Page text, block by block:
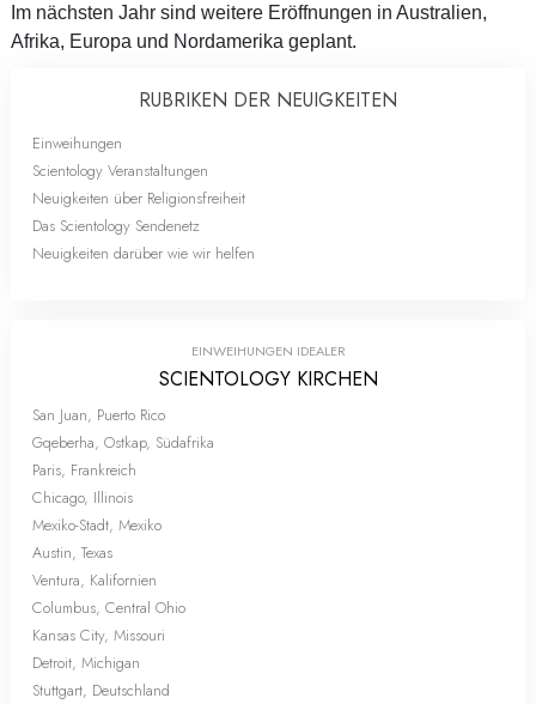
Im nächsten Jahr sind weitere Eröffnungen in Australien,
Afrika, Europa und Nordamerika geplant.
RUBRIKEN DER NEUIGKEITEN
Einweihungen
Scientology Veranstaltungen
Neuigkeiten über Religionsfreiheit
Das Scientology Sendenetz
Neuigkeiten darüber wie wir helfen
EINWEIHUNGEN IDEALER
SCIENTOLOGY KIRCHEN
San Juan, Puerto Rico
Gqeberha, Ostkap, Südafrika
Paris, Frankreich
Chicago, Illinois
Mexiko-Stadt, Mexiko
Austin, Texas
Ventura, Kalifornien
Columbus, Central Ohio
Kansas City, Missouri
Detroit, Michigan
Stuttgart, Deutschland